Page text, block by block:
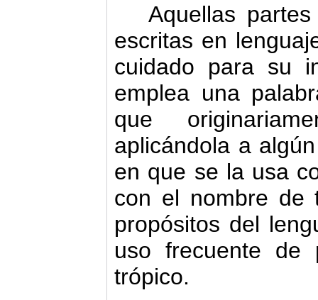
Aquellas
escritas en
cuidado para su
emplea una
que
aplicándola a
en que se la usa
con el nombre de
propósitos del
uso frecuente de
trópico.